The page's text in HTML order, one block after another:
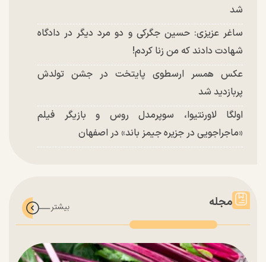
شد
ساغر عزیزی: حسین جگرکی و دو مرد دیگر در دادگاه
شهادت دادند که من زنا کردم!
عکس همسر ارسطوی پایتخت در جشن تولدش
پربازدید شد
اولگا لاورنتیوا، سوپرمدل روس و بازیگر فیلم
«ماجراجویی در جزیره جیمز باند» در اصفهان
مجله